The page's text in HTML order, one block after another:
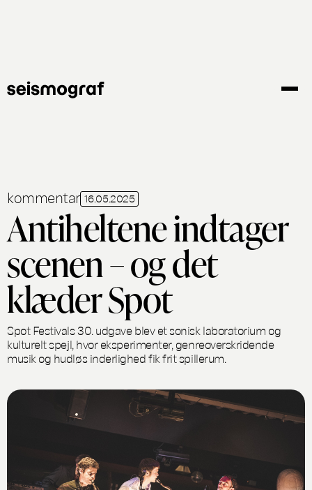
kommentar 16.05.2025
Antiheltene indtager
scenen – og det
klæder Spot
Spot Festivals 30. udgave blev et sonisk laboratorium og
kulturelt spejl, hvor eksperimenter, genreoverskridende
musik og hudløs inderlighed fik frit spillerum.